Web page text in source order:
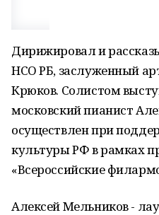
Дирижировал и
НСО РБ, заслуженный
Крюков. Солистом
московский пианист
осуществлен при
культуры РФ в рамках
«Всероссийские
Алексей Мельников -